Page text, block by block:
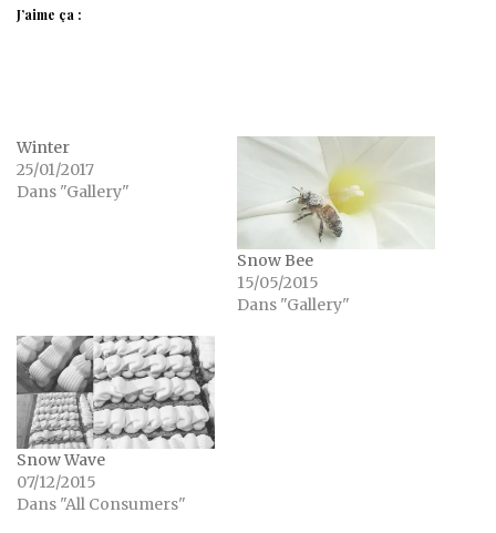
J’aime ça :
Winter
25/01/2017
Dans "Gallery"
Snow Bee
15/05/2015
Dans "Gallery"
Snow Wave
07/12/2015
Dans "All Consumers"